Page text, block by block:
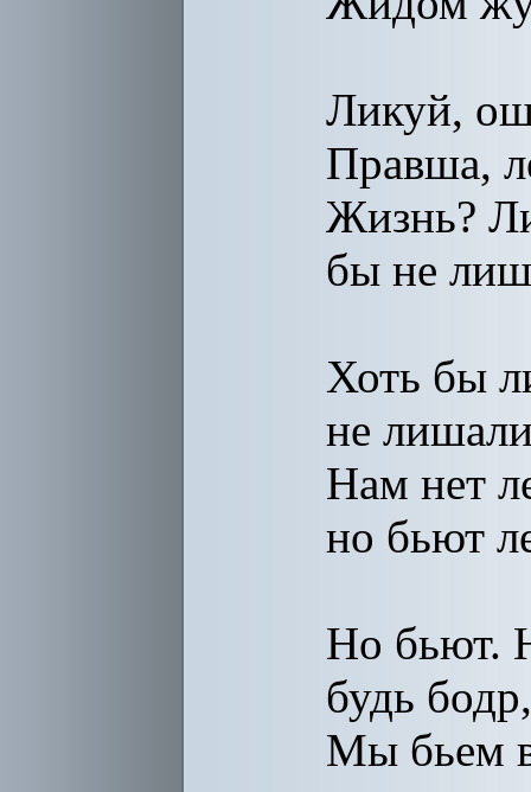
Ликуй,
Правша,
Жизнь?
бы не
Хоть бы
не
Нам нет
но бьют
Но бьют.
будь
Мы бьем